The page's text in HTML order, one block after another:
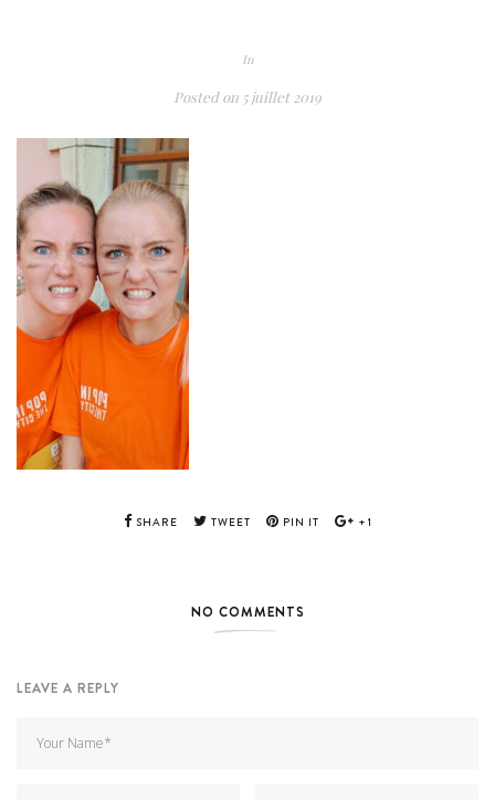
In
Posted on 5 juillet 2019
SHARE TWEET PIN IT +1
NO COMMENTS
LEAVE A REPLY